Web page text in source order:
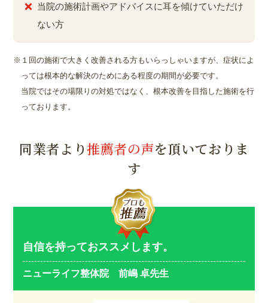
当院の施術計画やアドバイスに耳を傾けていただけ
ない方
１回の施術で大きく改善される方もいらっしゃいますが、症状によ
っては根本的な解決のためにある程度の期間が必要です。
当院ではその場限りの対処ではなく、根本改善を目指した施術を行
っております。
同業者より推薦者の声を頂いておりま
す
自信を持っておススメします。
ニューライフ整体院 前嶋 卓先生